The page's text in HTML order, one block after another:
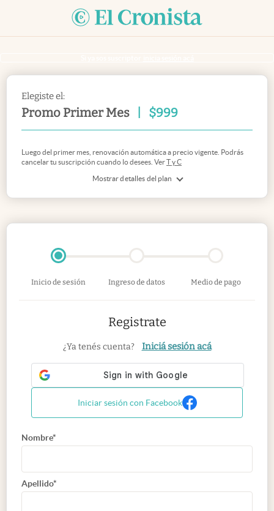
Elegiste el:
Promo Primer Mes $999
Mostrar detalles del plan
Luego del primer mes, renovación automática a precio vigente. Podrás
cancelar tu suscripción cuando lo desees. VerT y C
Inicio de sesión Ingreso de datos Medio de pago
Registrate
¿Ya tenés cuenta? Iniciá sesión acá
Iniciar sesión con Facebook
Nombre*
Apellido*